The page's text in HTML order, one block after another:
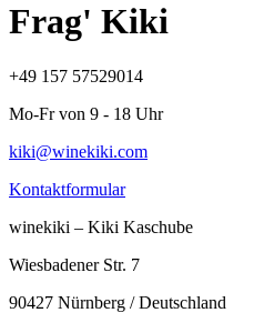
Frag' Kiki
+49 157 57529014
Mo-Fr von 9 - 18 Uhr
kiki@winekiki.com
Kontaktformular
winekiki – Kiki Kaschube
Wiesbadener Str. 7
90427 Nürnberg / Deutschland